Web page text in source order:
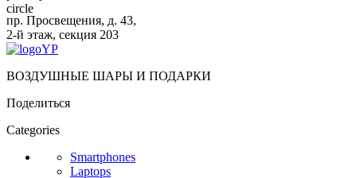
пр. Просвещения, д. 43,
2-й этаж, секция 203
ВОЗДУШНЫЕ ШАРЫ И ПОДАРКИ
Поделиться
Categories
Smartphones
Laptops